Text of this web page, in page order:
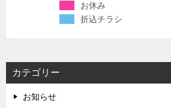
お休み
折込チラシ
カテゴリー
お知らせ